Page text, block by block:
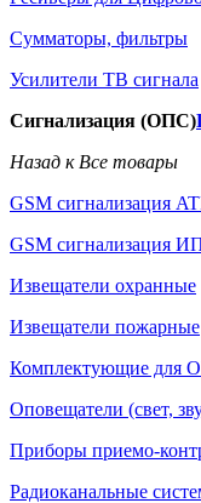
Сумматоры, фильтры
Усилители ТВ сигнала
Сигнализация (ОПС)
Назад к Все товары
GSM сигнализация
GSM сигнализация
Извещатели охранные
Извещатели пожарные
Комплектующие для
Оповещатели (свет,
Приборы приемо-
Радиоканальные